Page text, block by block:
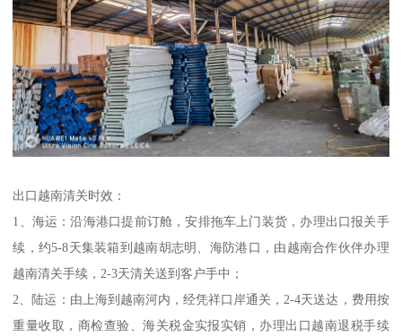
出口越南清关时效：
1、海运：沿海港口提前订舱，安排拖车上门装货，办理出口报关手
续，约5-8天集装箱到越南胡志明、海防港口，由越南合作伙伴办理
越南清关手续，2-3天清关送到客户手中；
2、陆运：由上海到越南河内，经凭祥口岸通关，2-4天送达，费用按
重量收取，商检查验、海关税金实报实销，办理出口越南退税手续